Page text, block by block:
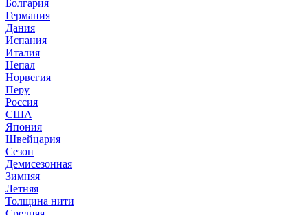
Болгария
Германия
Дания
Испания
Италия
Непал
Норвегия
Перу
Россия
США
Япония
Швейцария
Сезон
Демисезонная
Зимняя
Летняя
Толщина нити